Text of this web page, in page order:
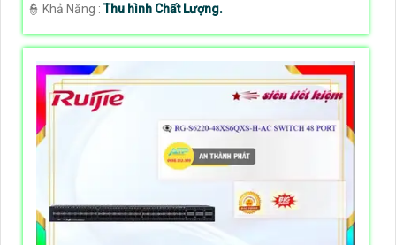
️👮 Khả Năng :Thu hình Chất Lượng.